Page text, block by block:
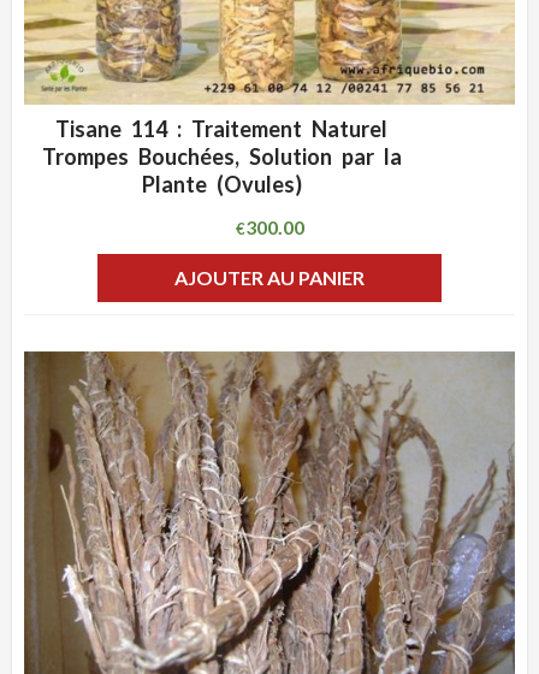
ADD WISHLIST
Tisane 114 : Traitement Naturel
Trompes Bouchées, Solution par la
Plante (Ovules)
€300.00
AJOUTER AU PANIER